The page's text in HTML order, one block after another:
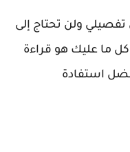
ولن تحتاج إلى
ما عليك هو قراءة
استفادة